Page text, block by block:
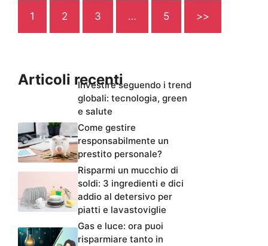
1 2 3 … 5 >>
Articoli recentiInvestire seguendo i trend
globali: tecnologia, green
e salute
Come gestire
responsabilmente un
prestito personale?
Risparmi un mucchio di
soldi: 3 ingredienti e dici
addio al detersivo per
piatti e lavastoviglie
Gas e luce: ora puoi
risparmiare tanto in